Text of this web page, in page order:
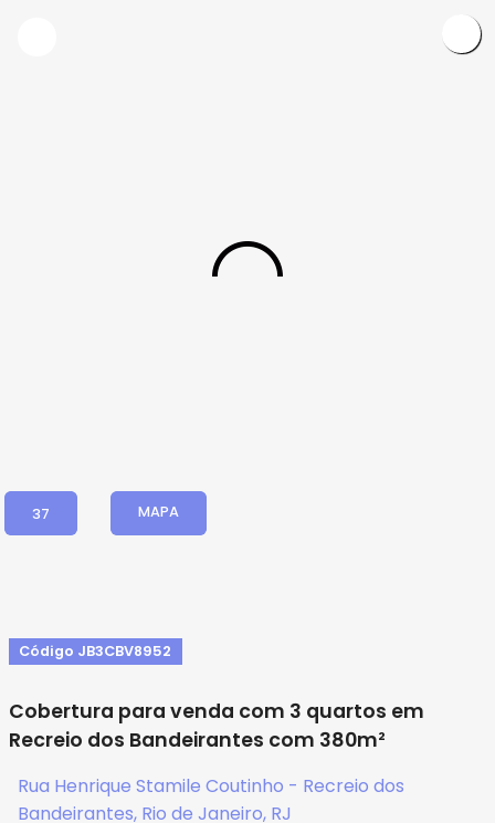
37 MAPA
Código JB3CBV8952
Cobertura para venda com 3 quartos em
Recreio dos Bandeirantes com 380m²
Rua Henrique Stamile Coutinho - Recreio dos
Bandeirantes, Rio de Janeiro, RJ